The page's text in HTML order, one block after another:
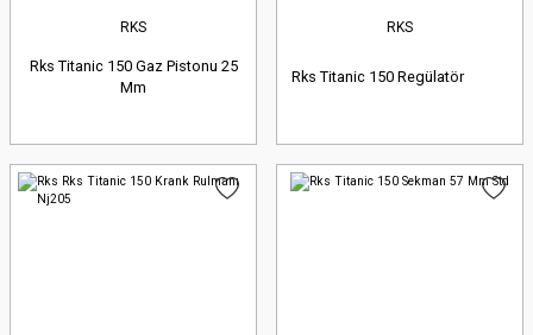
RKS
Rks Titanic 150 Gaz Pistonu 25
Mm
RKS
Rks Titanic 150 Regülatör